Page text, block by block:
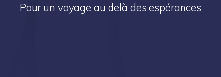
Pour un voyage au delà des espérances